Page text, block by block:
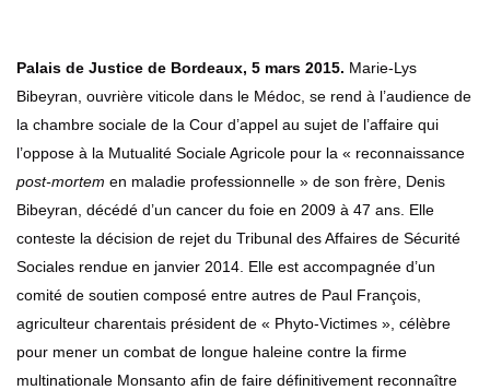
Palais de Justice de Bordeaux, 5 mars 2015. Marie-Lys
Bibeyran, ouvrière viticole dans le Médoc, se rend à l’audience de
la chambre sociale de la Cour d’appel au sujet de l’affaire qui
l’oppose à la Mutualité Sociale Agricole pour la « reconnaissance
post-mortem en maladie professionnelle » de son frère, Denis
Bibeyran, décédé d’un cancer du foie en 2009 à 47 ans. Elle
conteste la décision de rejet du Tribunal des Affaires de Sécurité
Sociales rendue en janvier 2014. Elle est accompagnée d’un
comité de soutien composé entre autres de Paul François,
agriculteur charentais président de « Phyto-Victimes », célèbre
pour mener un combat de longue haleine contre la firme
multinationale Monsanto afin de faire définitivement reconnaître